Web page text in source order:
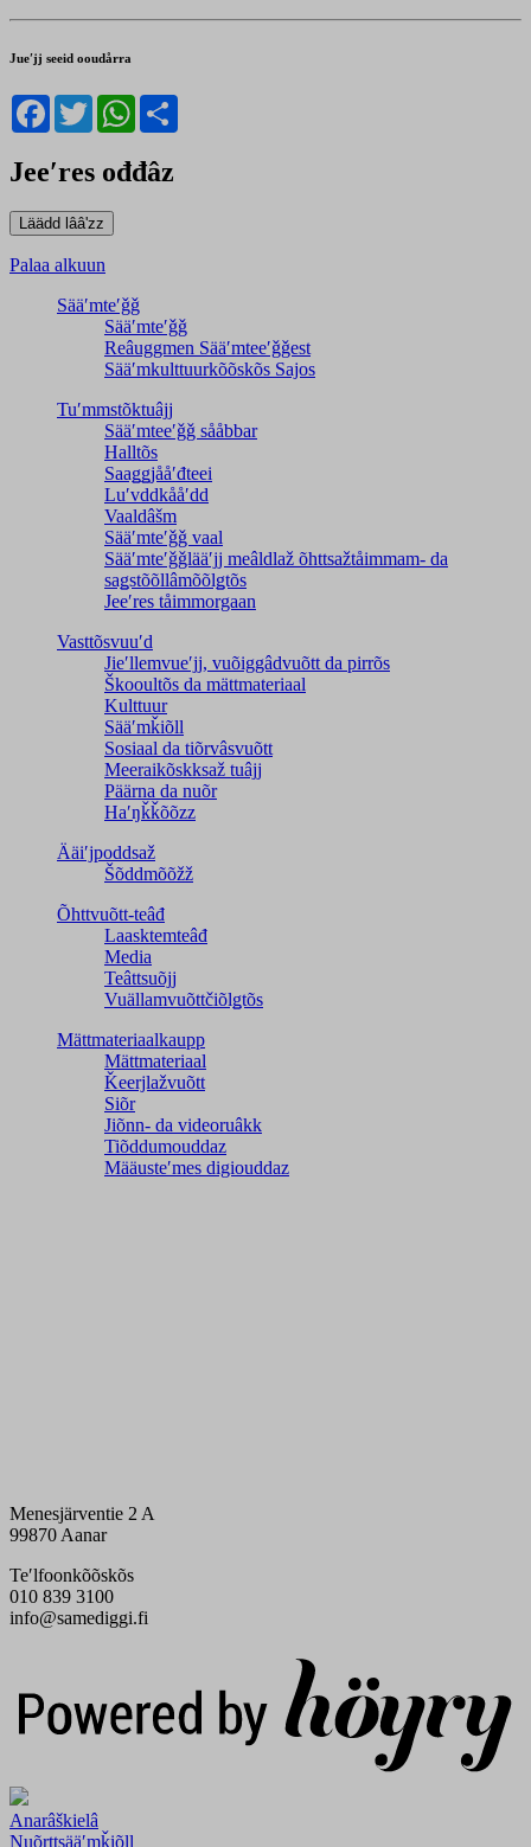
Jueʹjj seeid ooudårra
Facebook
TwitterWhatsApp
Jeeʹres ođđâz
Palaa alkuun
Sääʹmteʹǧǧ
Sääʹmteʹǧǧ
Reâuggmen Sääʹmteeʹǧǧest
Sääʹmkulttuurkõõskõs Sajos
Tuʹmmstõktuâjj
Sääʹmteeʹǧǧ sååbbar
Halltõs
Saaǥǥjååʹđteei
Luʹvddkååʹdd
Vaaldâšm
Sääʹmteʹǧǧ vaal
Sääʹmteʹǧǧlääʹjj meâldlaž õhttsažtåimmam- da
saǥstõõllâmõõlǥtõs
Jeeʹres tåimmorgaan
Vasttõsvuuʹd
Jieʹllemvueʹjj, vuõiggâdvuõtt da pirrõs
Škooultõs da mättmateriaal
Kulttuur
Sääʹmǩiõll
Sosiaal da tiõrvâsvuõtt
Meeraikõskksaž tuâjj
Päärna da nuõr
Haʹŋǩǩõõzz
Ääiʹjpoddsaž
Šõddmõõžž
Õhttvuõtt-teâđ
Laasktemteâđ
Media
Teâttsuõjj
Vuällamvuõttčiõlǥtõs
Mättmateriaalkaupp
Mättmateriaal
Ǩeerjlažvuõtt
Siõr
Jiõnn- da videoruâkk
Tiõddumouddaz
Määusteʹmes digiouddaz
Menesjärventie 2 A
99870 Aanar
Teʹlfoonkõõskõs
010 839 3100
info@samediggi.fi
Anarâškielâ
Nuõrttsääʹmǩiõll